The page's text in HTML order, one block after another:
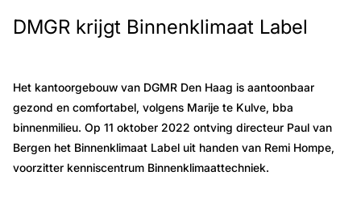
DMGR krijgt Binnenklimaat Label
Het kantoorgebouw van DGMR Den Haag is aantoonbaar
gezond en comfortabel, volgens Marije te Kulve, bba
binnenmilieu. Op 11 oktober 2022 ontving directeur Paul van
Bergen het Binnenklimaat Label uit handen van Remi Hompe,
voorzitter kenniscentrum Binnenklimaattechniek.